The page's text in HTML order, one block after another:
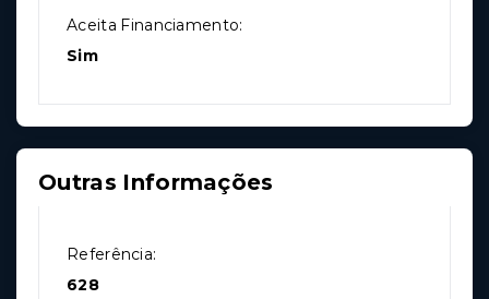
Aceita Financiamento:
Sim
Outras Informações
Referência:
628